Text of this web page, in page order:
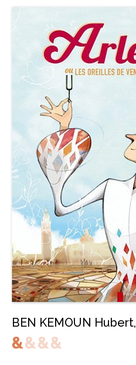
BEN KEMOUN Hubert,